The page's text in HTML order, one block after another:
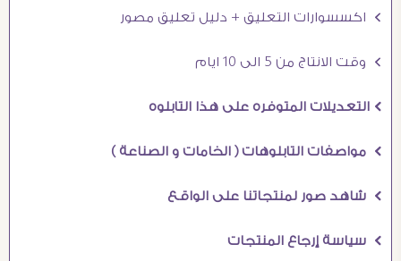
Ö اكسسوارات التعليق + دليل تعليق مصور
Ö وقت الانتاج من 5 الى 10 ايام
Ö التعديلات المتوفره على هذا التابلوه
Ö مواصفات التابلوهات ( الخامات و الصناعة )
Ö شاهد صور لمنتجاتنا على الواقع
Ö سياسة إرجاع المنتجات